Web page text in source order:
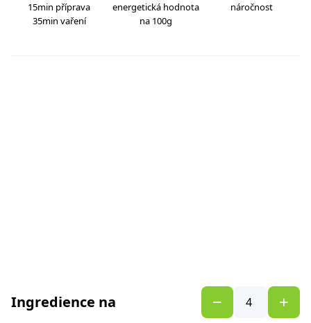
15min příprava
35min vaření
energetická hodnota
na 100g
náročnost
Ingredience na